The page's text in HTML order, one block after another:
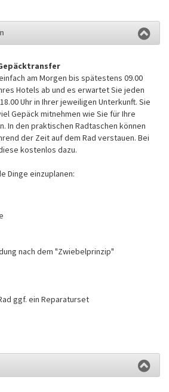
am Morgen bis spätestens 09.00
Hotels ab und es erwartet Sie jeden
Uhr in Ihrer jeweiligen Unterkunft. Sie
Gepäck mitnehmen wie Sie für Ihre
In den praktischen Radtaschen können
der Zeit auf dem Rad verstauen. Bei
kostenlos dazu.
Dinge einzuplanen:
nach dem "Zwiebelprinzip"
ggf. ein Reparaturset